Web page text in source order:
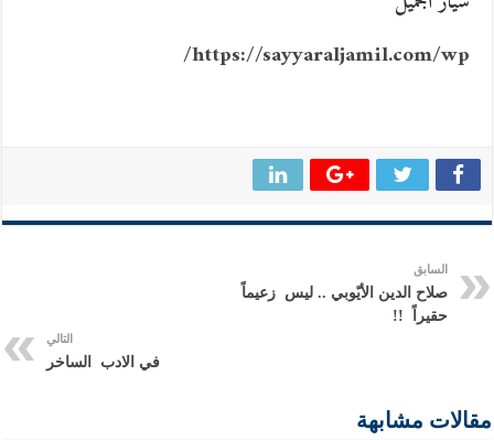
https://sayyaraljamil.com/wp/
السابق
صلاح الدين الأيّوبي .. ليس زعيماً
حقيراً !!
التالي
في الادب الساخر
مقالات مشابهة